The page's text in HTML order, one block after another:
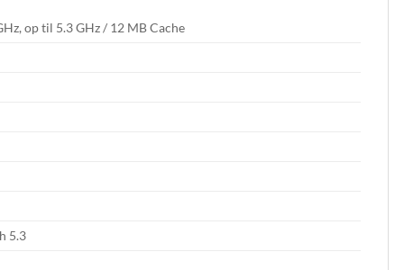
op til 5.3 GHz / 12 MB Cache
5.3